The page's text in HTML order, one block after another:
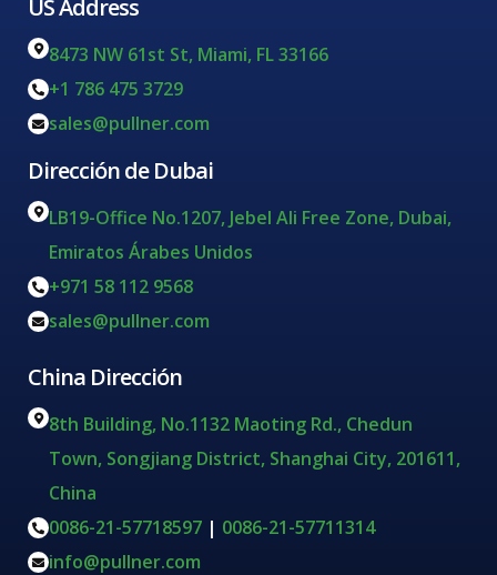
US Address
8473 NW 61st St, Miami, FL 33166
+1 786 475 3729
sales@pullner.com
Dirección de Dubai
LB19-Office No.1207, Jebel Ali Free Zone, Dubai,
Emiratos Árabes Unidos
+971 58 112 9568
sales@pullner.com
China Dirección
8th Building, No.1132 Maoting Rd., Chedun
Town, Songjiang District, Shanghai City, 201611,
China
0086-21-57718597 | 0086-21-57711314
info@pullner.com